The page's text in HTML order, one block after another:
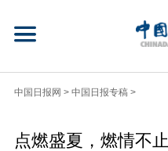
中国日报网 > 中国日报专稿 >
点燃盛夏，燃情不